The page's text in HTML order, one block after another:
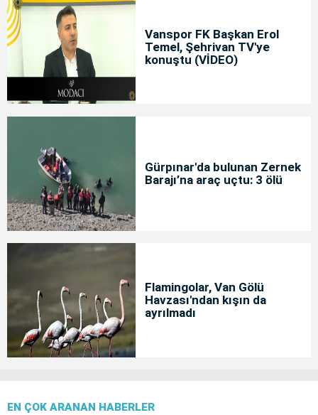
Vanspor FK Başkan Erol
Temel, Şehrivan TV'ye
konuştu (VİDEO)
Gürpınar'da bulunan Zernek
Barajı’na araç uçtu: 3 ölü
Flamingolar, Van Gölü
Havzası'ndan kışın da
ayrılmadı
EN ÇOK ARANAN HABERLER